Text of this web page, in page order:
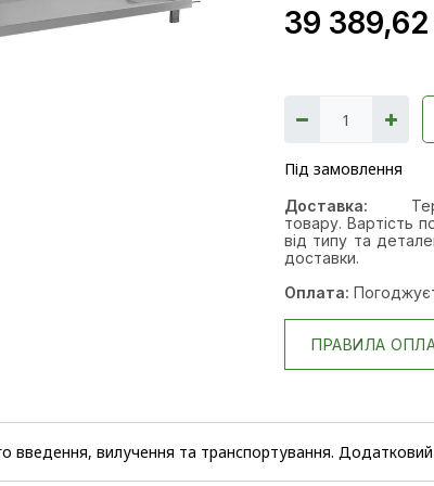
39 389,62
Під замовлення
Доставка:
товару. Вартість
від типу та
доставки.
Оплата:
ПРАВИЛА
введення, вилучення та транспортування.